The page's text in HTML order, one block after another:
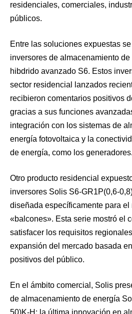
residenciales, comerciales,
públicos.
Entre las soluciones expuestas
inversores de almacenamiento
hibdrido avanzado S6. Estos
sector residencial lanzados
recibieron comentarios positivos
gracias a sus funciones
integración con los sistemas de
energía fotovoltaica y la
de energía, como los generadores.
Otro producto residencial
inversores Solis S6-GR1P(0,6-
diseñada específicamente para
«balcones». Esta serie mostró el
satisfacer los requisitos
expansión del mercado basada
positivos del público.
En el ámbito comercial, Solis
de almacenamiento de energía